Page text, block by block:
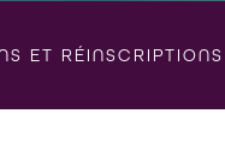
ET